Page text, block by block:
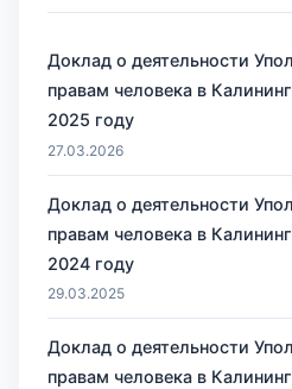
Доклад о деятельности
правам человека в
2025 году
27.03.2026
Доклад о деятельности
правам человека в
2024 году
29.03.2025
Доклад о деятельности
правам человека в